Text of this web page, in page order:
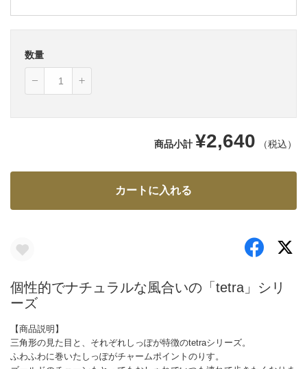
数量
商品小計 ¥2,640 （税込）
カートに入れる